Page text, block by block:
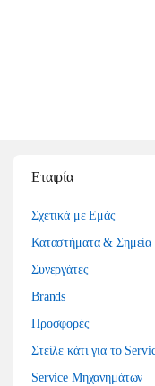
Εταιρία
Σχετικά με Εμάς
Καταστήματα &
Συνεργάτες
Brands
Προσφορές
Στείλε κάτι για το
Service Μηχανημάτων